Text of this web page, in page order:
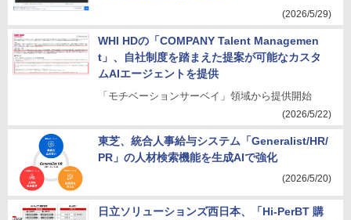
(2026/5/29)
WHI HDの「COMPANY Talent Managemen
t」、自社制度を踏まえた提案が可能なカスタ
ムAIエージェントを提供
「モチベーションサーベイ」領域から提供開始
(2026/5/22)
東芝、統合人事給与システム「Generalist/HR/
PR」の人材検索機能を生成AIで強化
(2026/5/20)
日立ソリューションズ西日本、「Hi-PerBT 購